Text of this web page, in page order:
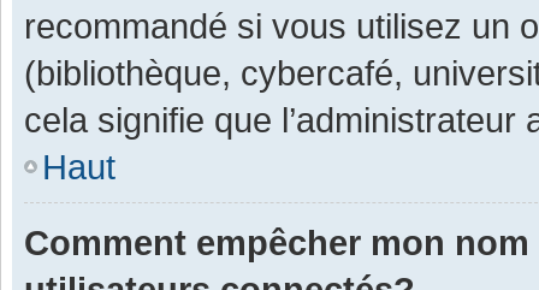
recommandé si vous utilisez un
(bibliothèque, cybercafé,
cela signifie que
Haut
Comment empêcher mon